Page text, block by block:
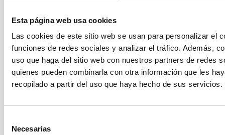
Esta página web usa cookies
Las cookies de este sitio web se usan para personalizar el
funciones de redes sociales y analizar el tráfico. Además,
uso que haga del sitio web con nuestros partners de redes
quienes pueden combinarla con otra información que les
recopilado a partir del uso que haya hecho de sus servicios.
Necesarias